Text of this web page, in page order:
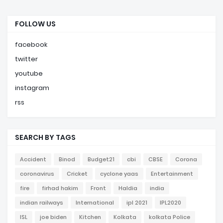
FOLLOW US
facebook
twitter
youtube
instagram
rss
SEARCH BY TAGS
Accident Binod Budget21 cbi CBSE
Corona
coronavirus
Cricket cyclone yaas
Entertainment
fire
firhad hakim Front Haldia
india
indian railways
International ipl 2021
IPL2020
ISL
joe biden Kitchen Kolkata kolkata Police